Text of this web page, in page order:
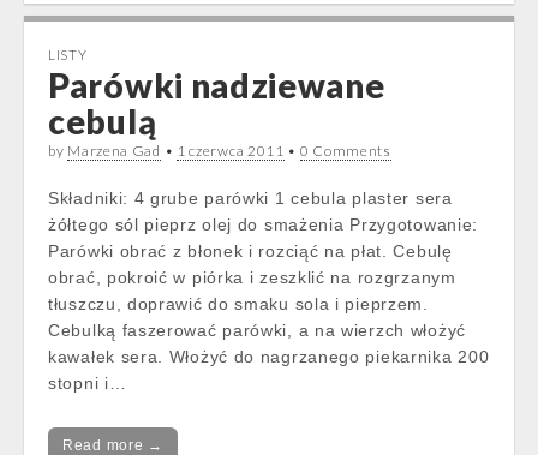
LISTY
Parówki nadziewane
cebulą
by Marzena Gad • 1 czerwca 2011 • 0 Comments
Składniki: 4 grube parówki 1 cebula plaster sera
żółtego sól pieprz olej do smażenia Przygotowanie:
Parówki obrać z błonek i rozciąć na płat. Cebulę
obrać, pokroić w piórka i zeszklić na rozgrzanym
tłuszczu, doprawić do smaku sola i pieprzem.
Cebulką faszerować parówki, a na wierzch włożyć
kawałek sera. Włożyć do nagrzanego piekarnika 200
stopni i…
Read more →